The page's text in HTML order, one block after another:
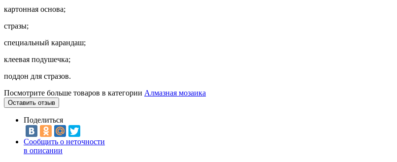
картонная основа;
стразы;
специальный карандаш;
клеевая подушечка;
поддон для стразов.
Посмотрите больше товаров в категории Алмазная мозаика
Оставить отзыв
Поделиться
Сообщить о неточности
в описании